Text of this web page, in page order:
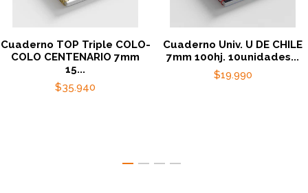
Cuaderno TOP Triple COLO-
COLO CENTENARIO 7mm
15...
$35.940
Cuaderno Univ. U DE CHILE
7mm 100hj. 10unidades...
$19.990